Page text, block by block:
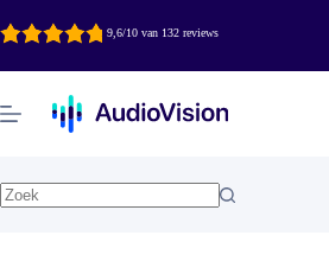
naar
inhoud
9,6/10 van 132 reviews